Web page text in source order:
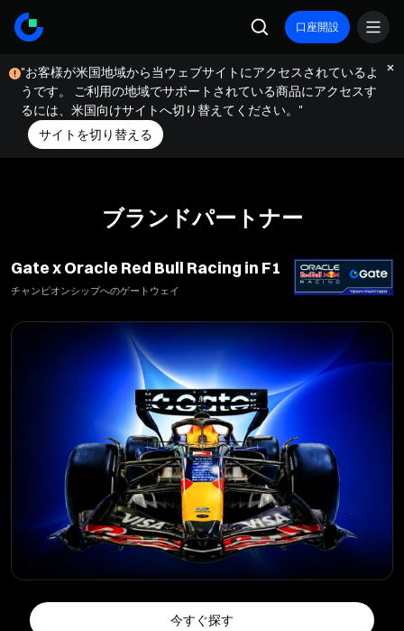
口座開設
"お客様が米国地域から当ウェブサイトにアクセスされているよ
うです。 ご利用の地域でサポートされている商品にアクセスす
るには、米国向けサイトへ切り替えてください。"
サイトを切り替える
ブランドパートナー
Gate x Oracle Red Bull Racing in F1
チャンピオンシップへのゲートウェイ
今すぐ探す